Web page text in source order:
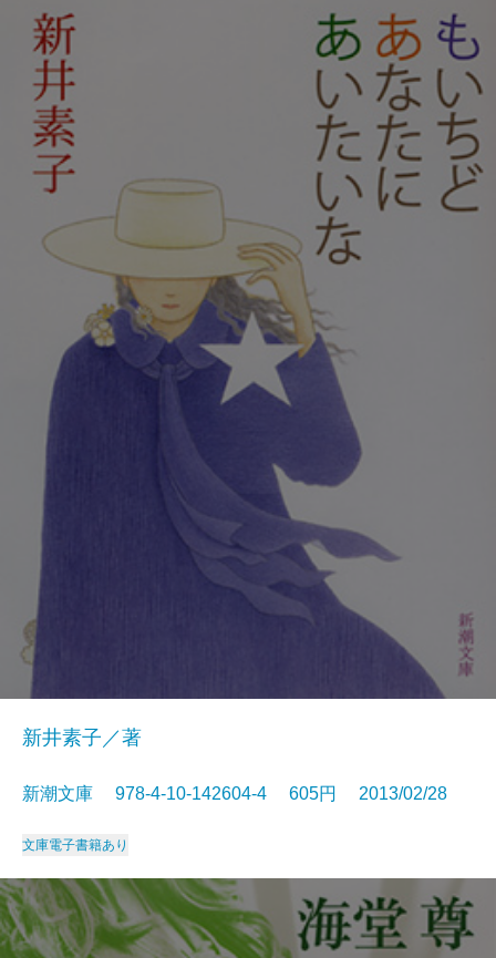
新井素子／著
新潮文庫 978-4-10-142604-4 605円 2013/02/28
文庫電子書籍あり